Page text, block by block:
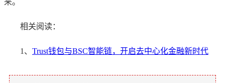
相关阅读：
1、 Trust钱包与BSC智能链，开启去中心化金融新时代